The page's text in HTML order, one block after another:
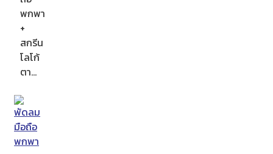
พกพา
+
สกรีน
โลโก้
ตา…